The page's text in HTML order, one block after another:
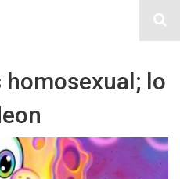
homosexual; lo